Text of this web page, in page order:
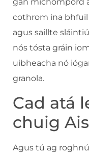
cothrom ina bhfuil
agus saillte
nós tósta gráin
uibheacha nó
granola.
Cad atá
chuig
Agus tú ag